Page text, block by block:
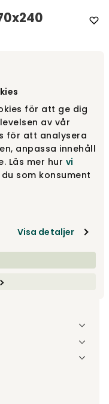
för att ge dig
av vår
för att analysera
anpassa innehåll
Läs mer hur vi
som konsument
Visa detaljer
Innan leverans